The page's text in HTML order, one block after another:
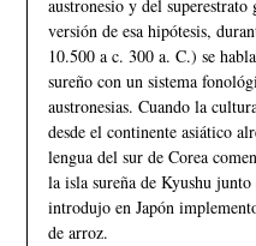
austronesio y del
versión de esa hipótesis,
10.500 a c. 300 a. C.) se
sureño con un sistema
austronesias. Cuando la
desde el continente asiático
lengua del sur de Corea
la isla sureña de Kyushu
introdujo en Japón
de arroz.